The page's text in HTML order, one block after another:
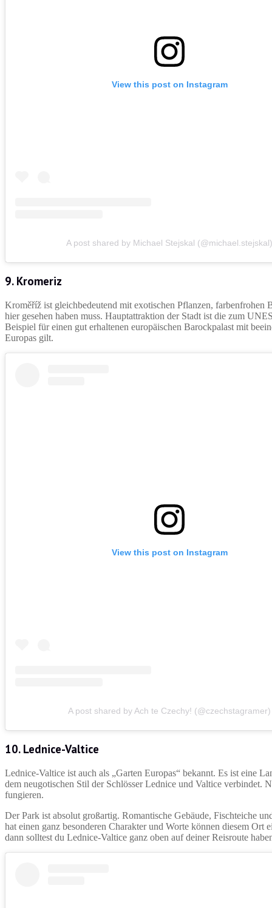
View this post on Instagram
A post shared by Michael Stejskal (@michael.stejskal)
9. Kromeriz
Kroměříž ist gleichbedeutend mit exotischen Pflanzen,
hier gesehen haben muss. Hauptattraktion der Stadt ist die zum
Beispiel für einen gut erhaltenen europäischen Barockpalast mit
Europas gilt.
View this post on Instagram
A post shared by Ach te Czechy! (@czechstagramer)
10. Lednice-Valtice
Lednice-Valtice ist auch als „Garten Europas“ bekannt. Es ist eine
dem neugotischen Stil der Schlösser Lednice und Valtice verbindet.
fungieren.
Der Park ist absolut großartig. Romantische Gebäude, Fischteiche
hat einen ganz besonderen Charakter und Worte können diesem
dann solltest du Lednice-Valtice ganz oben auf deiner Reisroute